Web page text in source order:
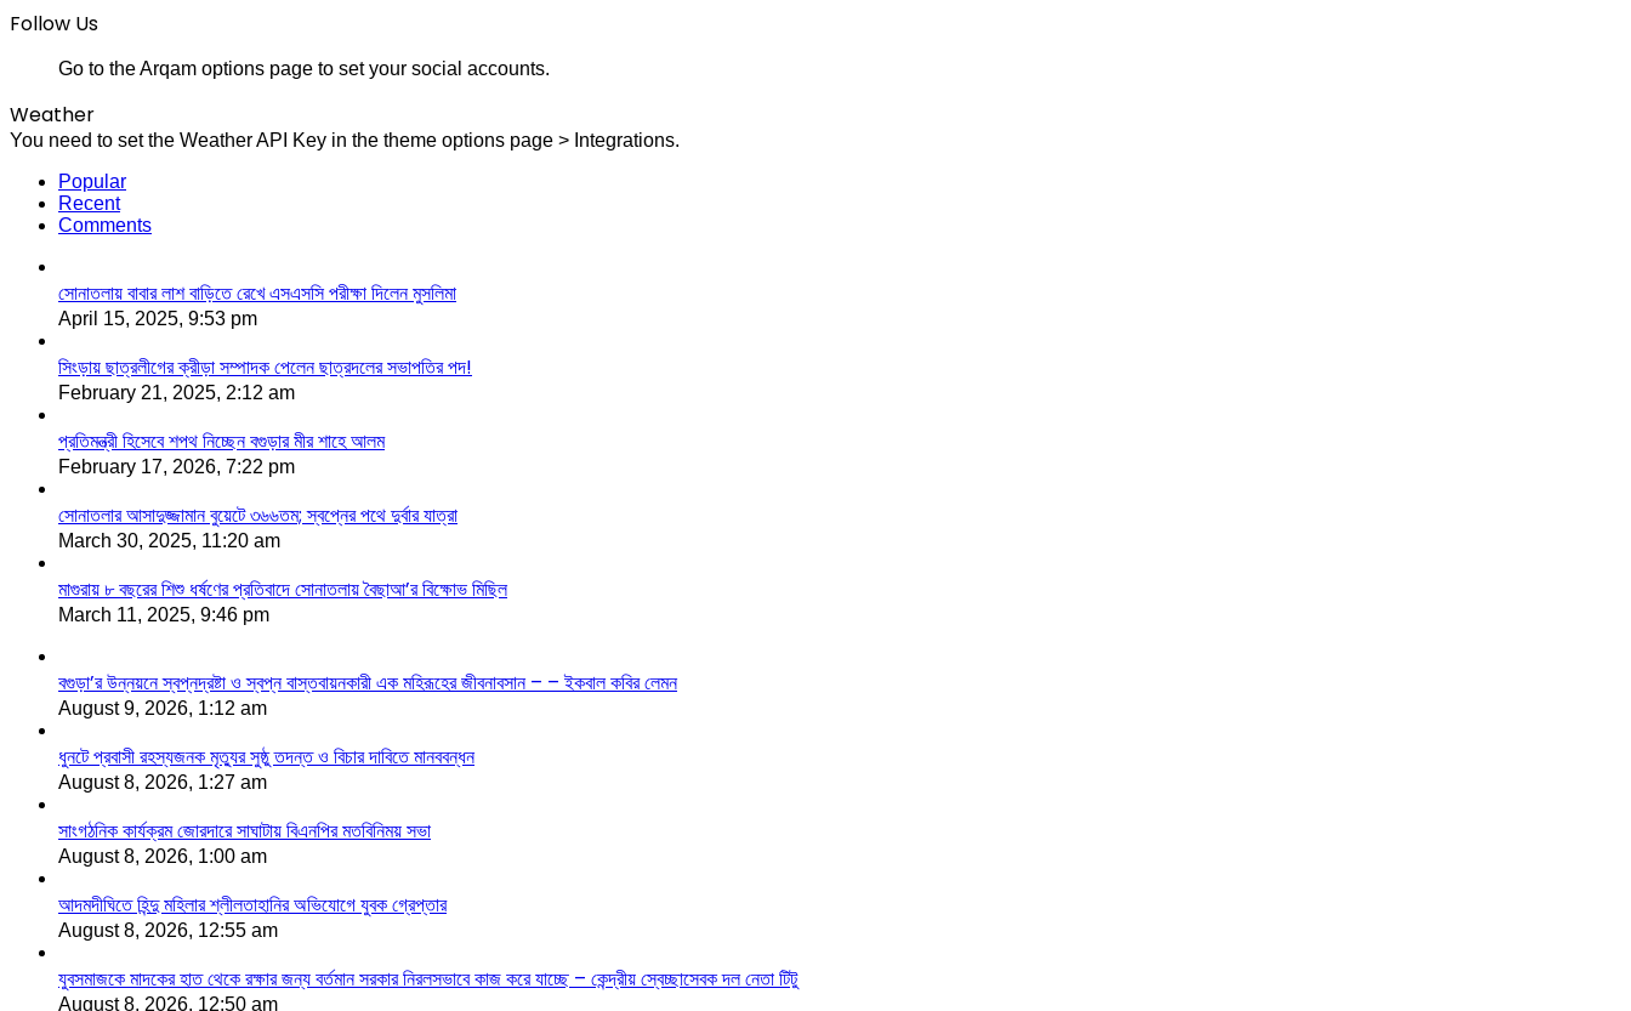
Follow Us
Go to the Arqam options page to set your social accounts.
Weather
You need to set the Weather API Key in the theme options page > Integrations.
Popular
Recent
Comments
সোনাতলায় বাবার লাশ বাড়িতে রেখে এসএসসি পরীক্ষা দিলেন মুসলিমা
April 15, 2025, 9:53 pm
সিংড়ায় ছাত্রলীগের ক্রীড়া সম্পাদক পেলেন ছাত্রদলের সভাপতির পদ!
February 21, 2025, 2:12 am
প্রতিমন্ত্রী হিসেবে শপথ নিচ্ছেন বগুড়ার মীর শাহে আলম
February 17, 2026, 7:22 pm
সোনাতলার আসাদুজ্জামান বুয়েটে ৩৬৬তম; স্বপ্নের পথে দুর্বার যাত্রা
March 30, 2025, 11:20 am
মাগুরায় ৮ বছরের শিশু ধর্ষণের প্রতিবাদে সোনাতলায় বৈছাআ’র বিক্ষোভ মিছিল
March 11, 2025, 9:46 pm
বগুড়া’র উন্নয়নে স্বপ্নদ্রষ্টা ও স্বপ্ন বাস্তবায়নকারী এক মহিরূহের জীবনাবসান – – ইকবাল কবির লেমন
August 9, 2026, 1:12 am
ধুনটে প্রবাসী রহস্যজনক মৃত্যুর সুষ্ঠু তদন্ত ও বিচার দাবিতে মানববন্ধন
August 8, 2026, 1:27 am
সাংগঠনিক কার্যক্রম জোরদারে সাঘাটায় বিএনপির মতবিনিময় সভা
August 8, 2026, 1:00 am
আদমদীঘিতে হিন্দু মহিলার শ্লীলতাহানির অভিযোগে যুবক গ্রেপ্তার
August 8, 2026, 12:55 am
যুবসমাজকে মাদকের হাত থেকে রক্ষার জন্য বর্তমান সরকার নিরলসভাবে কাজ করে যাচ্ছে – কেন্দ্রীয় স্বেচ্ছাসেবক দল নেতা টিটু
August 8, 2026, 12:50 am